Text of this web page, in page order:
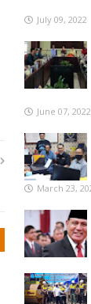
July 09, 2022
June 07, 2022
March 23,